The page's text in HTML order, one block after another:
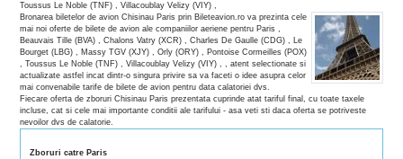
Toussus Le Noble (TNF) , Villacoublay Velizy (VIY) ,
Bronarea biletelor de avion Chisinau Paris prin Bileteavion.ro va prezinta cele
mai noi oferte de bilete de avion ale companiilor aeriene pentru Paris ,
Beauvais Tille (BVA) , Chalons Vatry (XCR) , Charles De Gaulle (CDG) , Le
Bourget (LBG) , Massy TGV (XJY) , Orly (ORY) , Pontoise Cormeilles (POX)
, Toussus Le Noble (TNF) , Villacoublay Velizy (VIY) , , atent selectionate si
actualizate astfel incat dintr-o singura privire sa va faceti o idee asupra celor
mai convenabile tarife de bilete de avion pentru data calatoriei dvs.
Fiecare oferta de zboruri Chisinau Paris prezentata cuprinde atat tariful final, cu toate taxele
incluse, cat si cele mai importante conditii ale tarifului - asa veti sti daca oferta se potriveste
nevoilor dvs de calatorie.
Zboruri catre Paris